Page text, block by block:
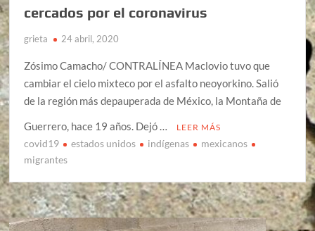
cercados por el coronavirus
grieta 24 abril, 2020
Zósimo Camacho/ CONTRALÍNEA Maclovio tuvo que
cambiar el cielo mixteco por el asfalto neoyorkino. Salió
de la región más depauperada de México, la Montaña de
Guerrero, hace 19 años. Dejó …
LEER MÁS
covid19 estados unidos indígenas
mexicanos
migrantes